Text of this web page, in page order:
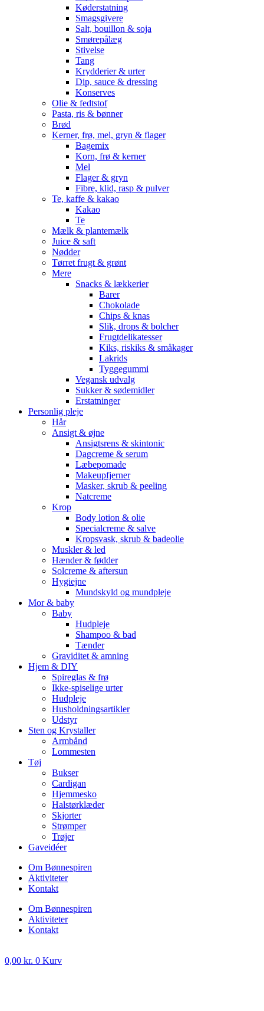
Køderstatning
Smagsgivere
Salt, bouillon & soja
Smørepålæg
Stivelse
Tang
Krydderier & urter
Dip, sauce & dressing
Konserves
Olie & fedtstof
Pasta, ris & bønner
Brød
Kerner, frø, mel, gryn & flager
Bagemix
Korn, frø & kerner
Mel
Flager & gryn
Fibre, klid, rasp & pulver
Te, kaffe & kakao
Kakao
Te
Mælk & plantemælk
Juice & saft
Nødder
Tørret frugt & grønt
Mere
Snacks & lækkerier
Barer
Chokolade
Chips & knas
Slik, drops & bolcher
Frugtdelikatesser
Kiks, riskiks & småkager
Lakrids
Tyggegummi
Vegansk udvalg
Sukker & sødemidler
Erstatninger
Personlig pleje
Hår
Ansigt & øjne
Ansigtsrens & skintonic
Dagcreme & serum
Læbepomade
Makeupfjerner
Masker, skrub & peeling
Natcreme
Krop
Body lotion & olie
Specialcreme & salve
Kropsvask, skrub & badeolie
Muskler & led
Hænder & fødder
Solcreme & aftersun
Hygiejne
Mundskyld og mundpleje
Mor & baby
Baby
Hudpleje
Shampoo & bad
Tænder
Graviditet & amning
Hjem & DIY
Spireglas & frø
Ikke-spiselige urter
Hudpleje
Husholdningsartikler
Udstyr
Sten og Krystaller
Armbånd
Lommesten
Tøj
Bukser
Cardigan
Hjemmesko
Halstørklæder
Skjorter
Strømper
Trøjer
Gaveidéer
Om Bønnespiren
Aktiviteter
Kontakt
Om Bønnespiren
Aktiviteter
Kontakt
0,00 kr. 0 Kurv